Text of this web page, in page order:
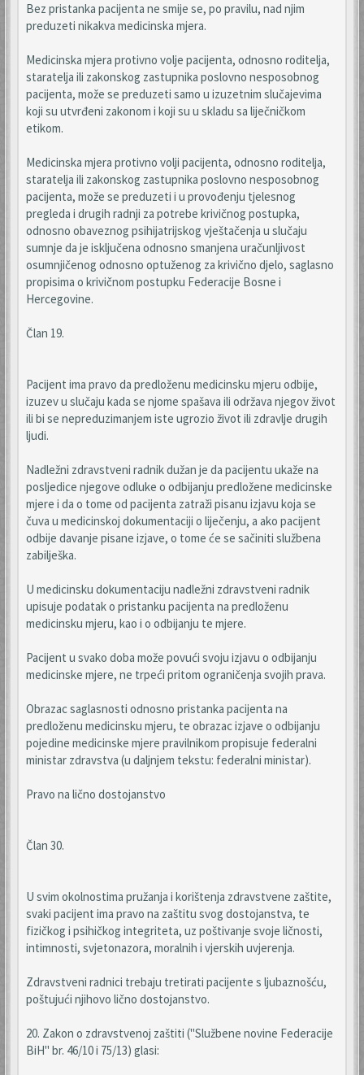
Bez pristanka pacijenta ne smije se, po pravilu, nad njim
preduzeti nikakva medicinska mjera.
Medicinska mjera protivno volje pacijenta, odnosno roditelja,
staratelja ili zakonskog zastupnika poslovno nesposobnog
pacijenta, može se preduzeti samo u izuzetnim slučajevima
koji su utvrđeni zakonom i koji su u skladu sa liječničkom
etikom.
Medicinska mjera protivno volji pacijenta, odnosno roditelja,
staratelja ili zakonskog zastupnika poslovno nesposobnog
pacijenta, može se preduzeti i u provođenju tjelesnog
pregleda i drugih radnji za potrebe krivičnog postupka,
odnosno obaveznog psihijatrijskog vještačenja u slučaju
sumnje da je isključena odnosno smanjena uračunljivost
osumnjičenog odnosno optuženog za krivično djelo, saglasno
propisima o krivičnom postupku Federacije Bosne i
Hercegovine.
Član 19.
Pacijent ima pravo da predloženu medicinsku mjeru odbije,
izuzev u slučaju kada se njome spašava ili održava njegov život
ili bi se nepreduzimanjem iste ugrozio život ili zdravlje drugih
ljudi.
Nadležni zdravstveni radnik dužan je da pacijentu ukaže na
posljedice njegove odluke o odbijanju predložene medicinske
mjere i da o tome od pacijenta zatraži pisanu izjavu koja se
čuva u medicinskoj dokumentaciji o liječenju, a ako pacijent
odbije davanje pisane izjave, o tome će se sačiniti službena
zabilješka.
U medicinsku dokumentaciju nadležni zdravstveni radnik
upisuje podatak o pristanku pacijenta na predloženu
medicinsku mjeru, kao i o odbijanju te mjere.
Pacijent u svako doba može povući svoju izjavu o odbijanju
medicinske mjere, ne trpeći pritom ograničenja svojih prava.
Obrazac saglasnosti odnosno pristanka pacijenta na
predloženu medicinsku mjeru, te obrazac izjave o odbijanju
pojedine medicinske mjere pravilnikom propisuje federalni
ministar zdravstva (u daljnjem tekstu: federalni ministar).
Pravo na lično dostojanstvo
Član 30.
U svim okolnostima pružanja i korištenja zdravstvene zaštite,
svaki pacijent ima pravo na zaštitu svog dostojanstva, te
fizičkog i psihičkog integriteta, uz poštivanje svoje ličnosti,
intimnosti, svjetonazora, moralnih i vjerskih uvjerenja.
Zdravstveni radnici trebaju tretirati pacijente s ljubaznošću,
poštujući njihovo lično dostojanstvo.
20. Zakon o zdravstvenoj zaštiti ("Službene novine Federacije
BiH" br. 46/10 i 75/13) glasi: